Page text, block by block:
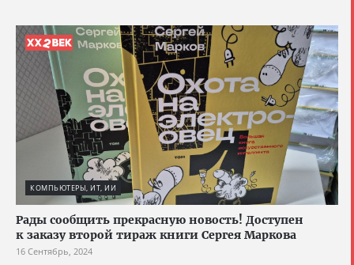
КОМПЬЮТЕРЫ, ИТ, ИИ
Рады сообщить прекрасную новость! Доступен
к заказу второй тираж книги Сергея Маркова
16 Сентябрь, 2024